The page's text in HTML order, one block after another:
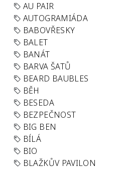
AU PAIR
AUTOGRAMIÁDA
BABOVŘESKY
BALET
BANÁT
BARVA ŠATŮ
BEARD BAUBLES
BĚH
BESEDA
BEZPEČNOST
BIG BEN
BÍLÁ
BIO
BLAŽKŮV PAVILON